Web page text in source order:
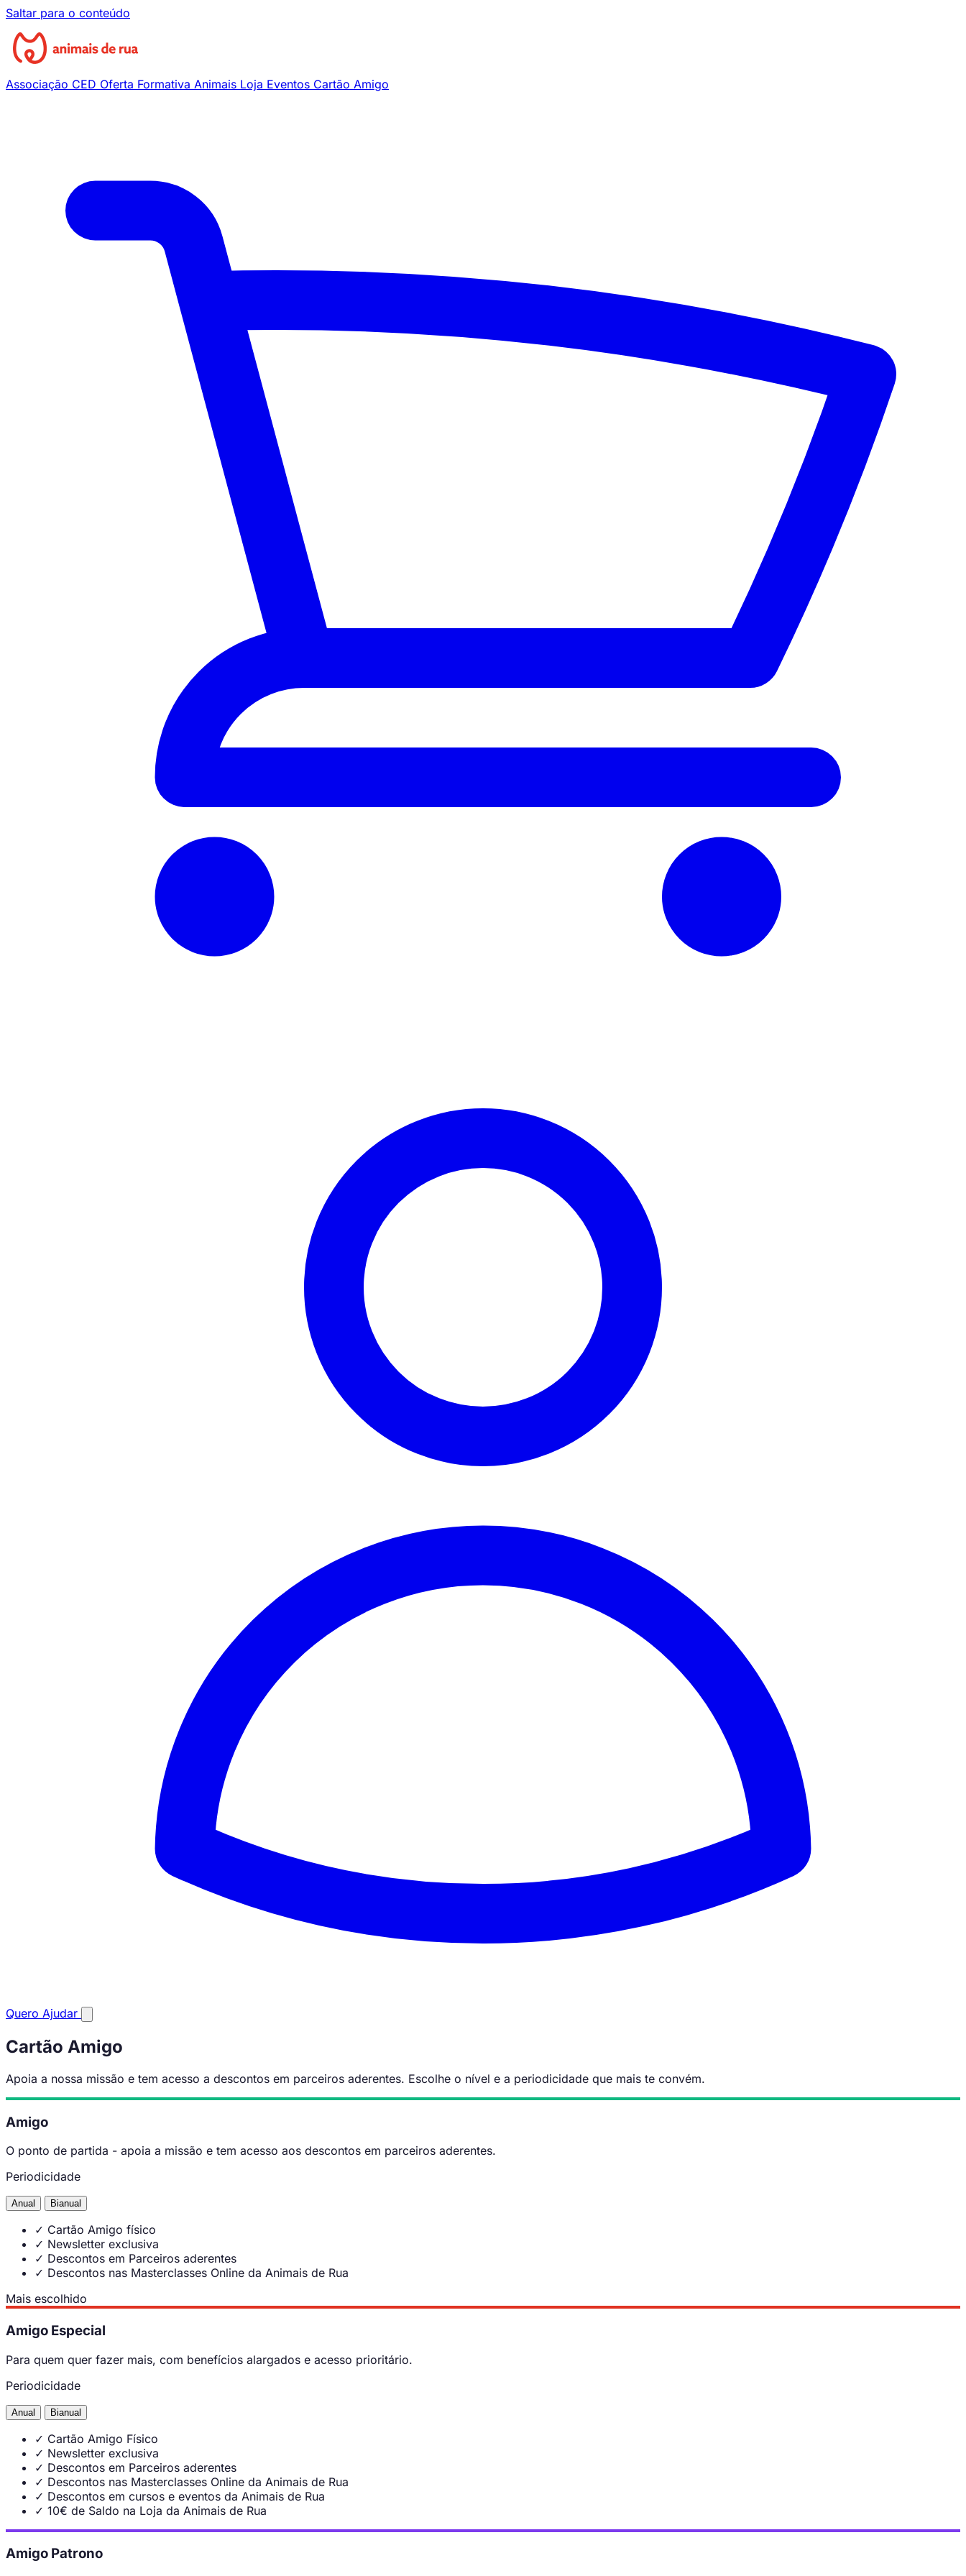
Saltar para o conteúdo
Associação CED Oferta Formativa Animais Loja Eventos Cartão Amigo
Quero Ajudar
Cartão Amigo
Apoia a nossa missão e tem acesso a descontos em parceiros aderentes. Escolhe o nível e a periodicidade que mais te convém.
Amigo
O ponto de partida - apoia a missão e tem acesso aos descontos em parceiros aderentes.
Periodicidade
Anual Bianual
✓ Cartão Amigo físico
✓ Newsletter exclusiva
✓ Descontos em Parceiros aderentes
✓ Descontos nas Masterclasses Online da Animais de Rua
Mais escolhido
Amigo Especial
Para quem quer fazer mais, com benefícios alargados e acesso prioritário.
Periodicidade
Anual Bianual
✓ Cartão Amigo Físico
✓ Newsletter exclusiva
✓ Descontos em Parceiros aderentes
✓ Descontos nas Masterclasses Online da Animais de Rua
✓ Descontos em cursos e eventos da Animais de Rua
✓ 10€ de Saldo na Loja da Animais de Rua
Amigo Patrono